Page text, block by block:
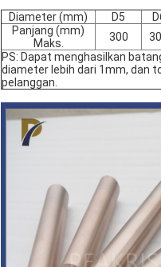
Diameter (mm) D5
Panjang (mm)
Maks.
300
PS: Dapat menghasilkan
diameter lebih dari 1mm, dan
pelanggan.